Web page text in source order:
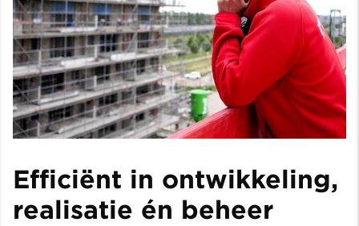
Efficiënt in ontwikkeling,
realisatie én beheer